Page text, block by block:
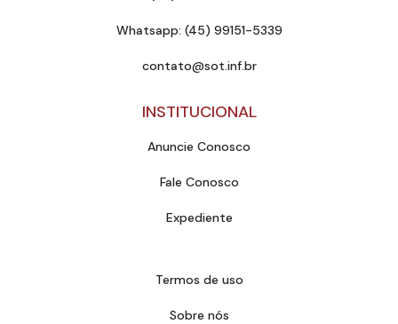
Whatsapp: (45) 99151-5339
contato@sot.inf.br
INSTITUCIONAL
Anuncie Conosco
Fale Conosco
Expediente
Termos de uso
Sobre nós